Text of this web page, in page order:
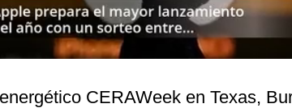
CERAWeek en Texas,